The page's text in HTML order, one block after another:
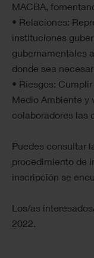
MACBA,
• Relaciones:
instituciones
gubernamentales
donde sea
• Riesgos:
Medio Ambiente y
colaboradores las
Puedes consultar
procedimiento de
inscripción se
Los/as
2022.